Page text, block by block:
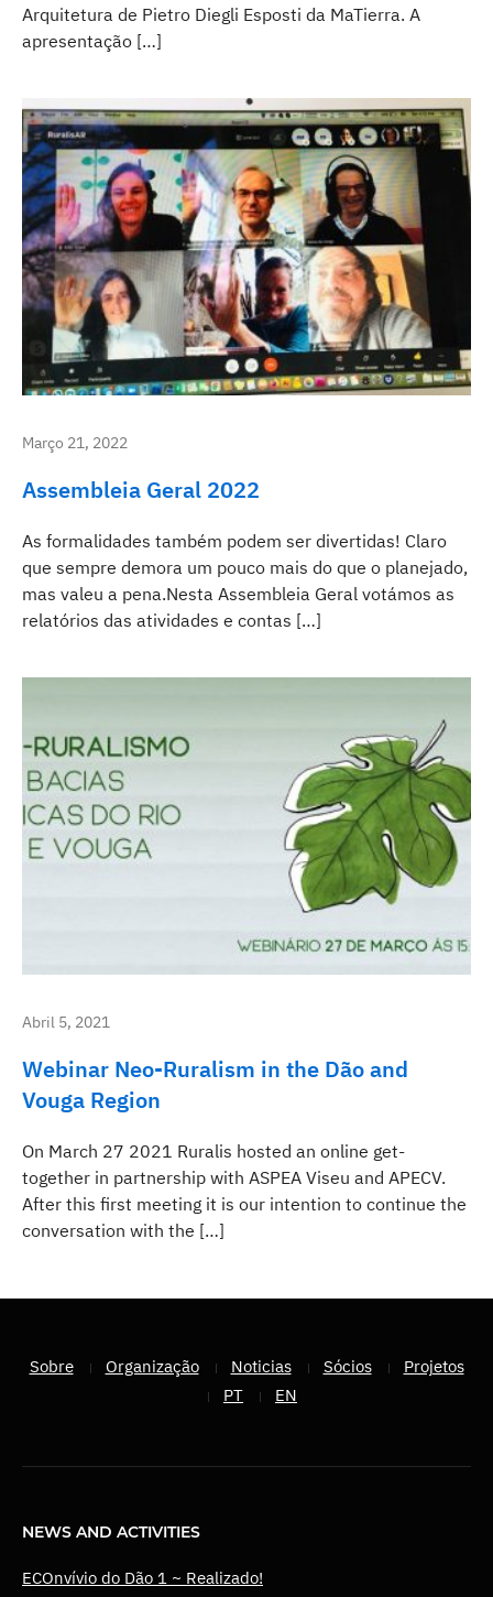
Arquitetura de Pietro Diegli Esposti da MaTierra. A
apresentação […]
Março 21, 2022
Assembleia Geral 2022
As formalidades também podem ser divertidas! Claro
que sempre demora um pouco mais do que o planejado,
mas valeu a pena.Nesta Assembleia Geral votámos as
relatórios das atividades e contas […]
Abril 5, 2021
Webinar Neo-Ruralism in the Dão and
Vouga Region
On March 27 2021 Ruralis hosted an online get-
together in partnership with ASPEA Viseu and APECV.
After this first meeting it is our intention to continue the
conversation with the […]
Sobre Organização Noticias Sócios
Projetos
PT
EN
NEWS AND ACTIVITIES
ECOnvívio do Dão 1 ~ Realizado!